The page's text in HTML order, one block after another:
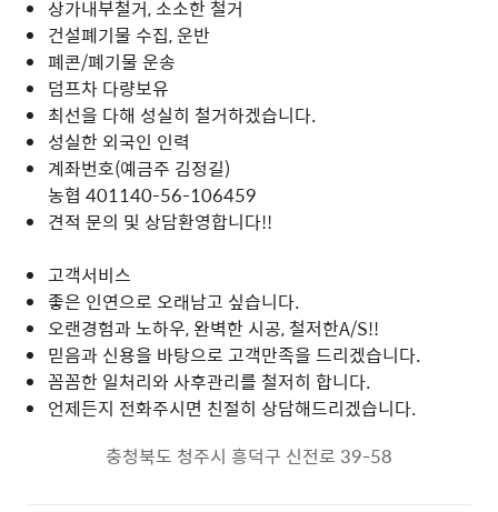
상가내부철거, 소소한 철거
건설폐기물 수집, 운반
폐콘/폐기물 운송
덤프차 다량보유
최선을 다해 성실히 철거하겠습니다.
성실한 외국인 인력
계좌번호(예금주 김정길)
농협 401140-56-106459
견적 문의 및 상담환영합니다!!
고객서비스
좋은 인연으로 오래남고 싶습니다.
오랜경험과 노하우, 완벽한 시공, 철저한A/S!!
믿음과 신용을 바탕으로 고객만족을 드리겠습니다.
꼼꼼한 일처리와 사후관리를 철저히 합니다.
언제든지 전화주시면 친절히 상담해드리겠습니다.
충청북도 청주시 흥덕구 신전로 39-58